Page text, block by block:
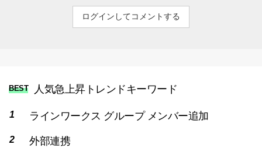
ログインしてコメントする
BEST 人気急上昇トレンドキーワード
ラインワークス グループ メンバー追加
外部連携